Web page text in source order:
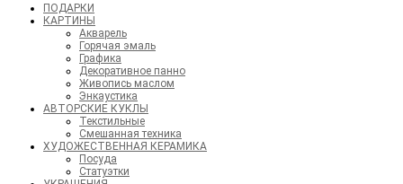
ПОДАРКИ
КАРТИНЫ
Акварель
Горячая эмаль
Графика
Декоративное панно
Живопись маслом
Энкаустика
АВТОРСКИЕ КУКЛЫ
Текстильные
Смешанная техника
ХУДОЖЕСТВЕННАЯ КЕРАМИКА
Посуда
Статуэтки